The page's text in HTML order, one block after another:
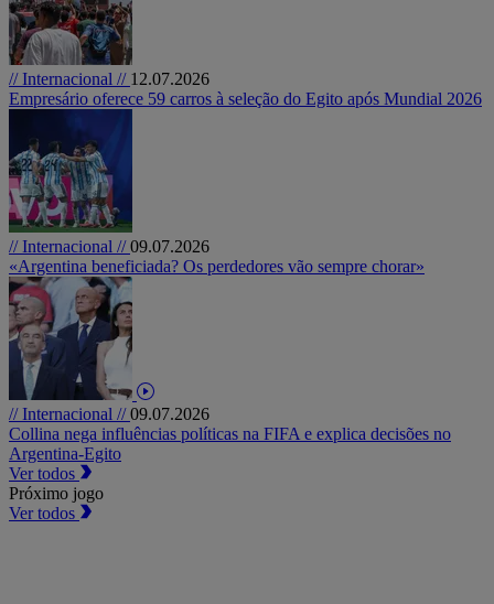
// Internacional // 12.07.2026
Empresário oferece 59 carros à seleção do Egito após Mundial 2026
// Internacional //09.07.2026
«Argentina beneficiada? Os perdedores vão sempre chorar»
// Internacional //09.07.2026
Collina nega influências políticas na FIFA e explica decisões no
Argentina-Egito
Ver todos
Próximo jogo
Ver todos